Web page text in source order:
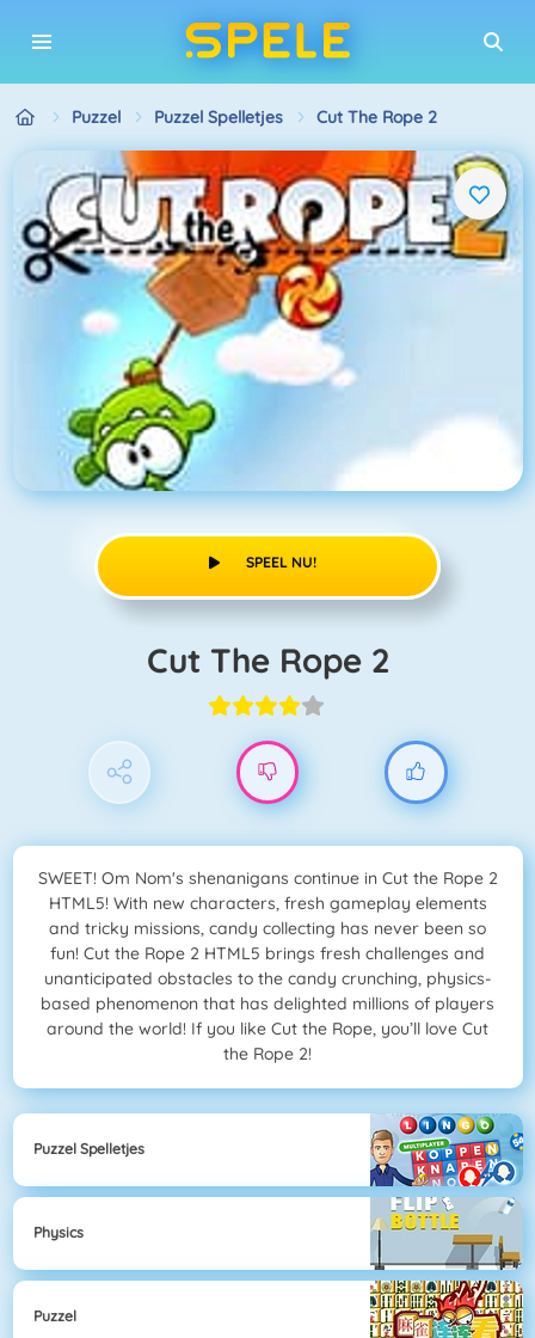
Puzzel Puzzel Spelletjes Cut The Rope 2
SPEEL NU!
Cut The Rope 2
SWEET! Om Nom's shenanigans continue in Cut the Rope 2
HTML5! With new characters, fresh gameplay elements
and tricky missions, candy collecting has never been so
fun! Cut the Rope 2 HTML5 brings fresh challenges and
unanticipated obstacles to the candy crunching, physics-
based phenomenon that has delighted millions of players
around the world! If you like Cut the Rope, you’ll love Cut
the Rope 2!
Puzzel Spelletjes
Physics
Puzzel